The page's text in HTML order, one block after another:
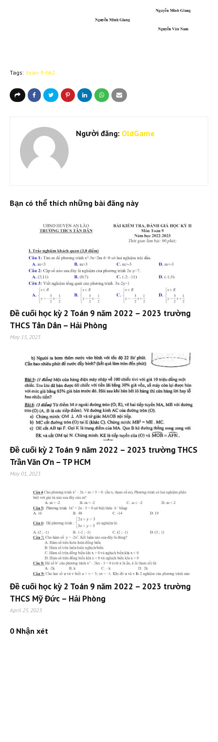
Tags: toan-9-hk2
Người đăng: OldGame
Bạn có thể thích những bài đăng này
Đề cuối học kỳ 2 Toán 9 năm 2022 – 2023 trường
THCS Tân Dân – Hải Phòng
May 15, 2023
Đề cuối kỳ 2 Toán 9 năm 2022 – 2023 trường THCS
Trần Văn Ơn – TP HCM
May 01, 2023
Đề cuối học kỳ 2 Toán 9 năm 2022 – 2023 trường
THCS Mỹ Đức – Hải Phòng
April 25, 2023
0 Nhận xét